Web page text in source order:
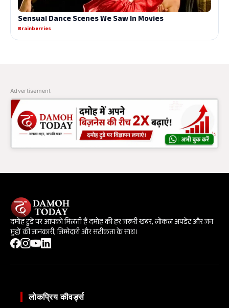
Advertisement
दमोह टुडे पर आपको मिलती हैं दमोह की हर जरूरी खबर, लोकल अपडेट और जन
मुद्दों की जानकारी, जिम्मेदारी और सटीकता के साथ।
लोकप्रिय कीवर्ड्स